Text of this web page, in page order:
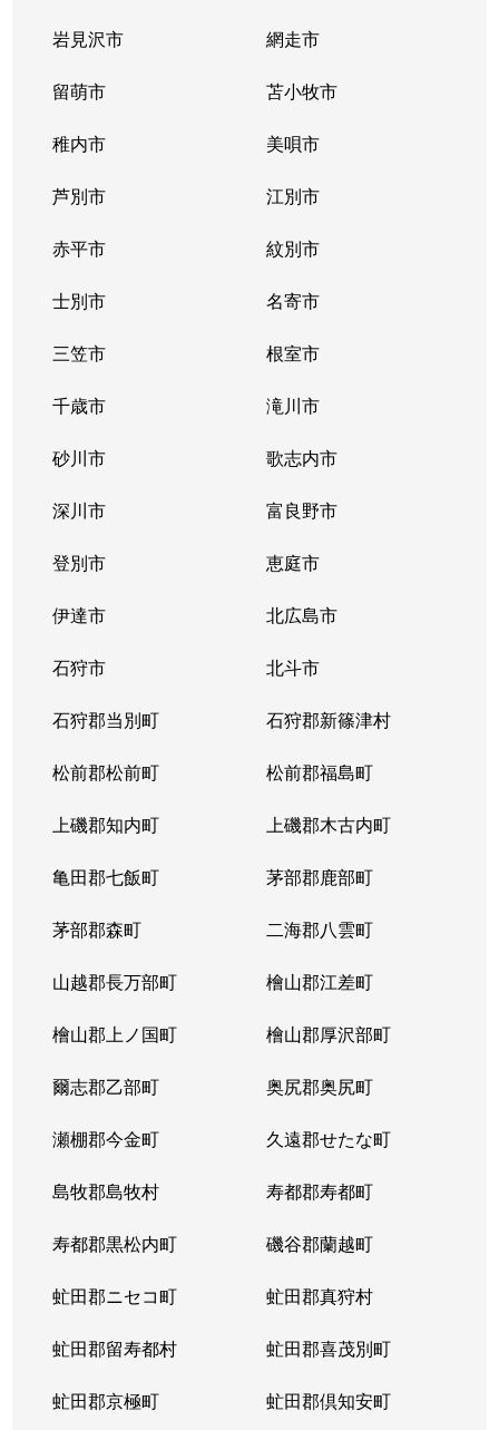
岩見沢市 網走市
留萌市 苫小牧市
稚内市 美唄市
芦別市 江別市
赤平市 紋別市
士別市 名寄市
三笠市 根室市
千歳市 滝川市
砂川市 歌志内市
深川市 富良野市
登別市 恵庭市
伊達市 北広島市
石狩市 北斗市
石狩郡当別町 石狩郡新篠津村
松前郡松前町 松前郡福島町
上磯郡知内町 上磯郡木古内町
亀田郡七飯町 茅部郡鹿部町
茅部郡森町 二海郡八雲町
山越郡長万部町 檜山郡江差町
檜山郡上ノ国町 檜山郡厚沢部町
爾志郡乙部町 奥尻郡奥尻町
瀬棚郡今金町 久遠郡せたな町
島牧郡島牧村 寿都郡寿都町
寿都郡黒松内町 磯谷郡蘭越町
虻田郡ニセコ町 虻田郡真狩村
虻田郡留寿都村 虻田郡喜茂別町
虻田郡京極町 虻田郡倶知安町